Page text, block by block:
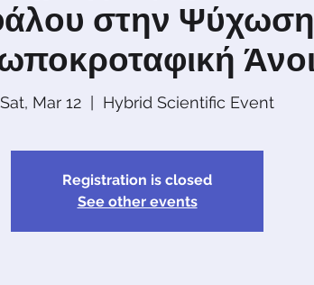
στην Ψύχωση
Sat, Mar 12
  |
Hybrid Scientific Event
Registration is closed
See other events